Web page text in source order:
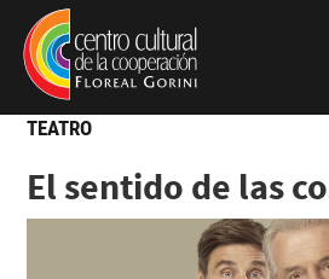
Pasar al contenido principal
Jump to main content
TEATRO
El sentido de las